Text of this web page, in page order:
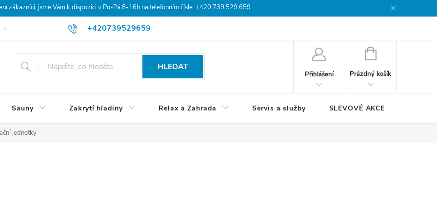
zákazníci, jsme Vám k dispozici v Po-Pá 8-16h na telefonním čísle: +420 739 529 659.
+420739529659
Hodnocení obchodu Doprava a platba
HLEDAT
Přihlášení
NÁKUPNÍ
Prázdný košík
Sauny Zakrytí hladiny Relax a Zahrada Servis a služby SLEVOVÉ AKCE
jednotky